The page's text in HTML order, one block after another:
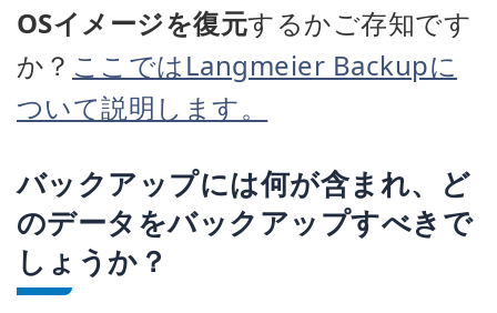
OSイメージを復元するかご存知です
か？ ここではLangmeier Backupに
ついて説明します。
バックアップには何が含まれ、ど
のデータをバックアップすべきで
しょうか？